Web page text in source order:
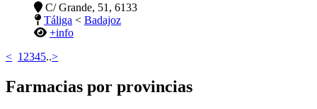
C/ Grande, 51, 6133
Táliga < Badajoz
+info
< 1 2345..>
Farmacias por provincias